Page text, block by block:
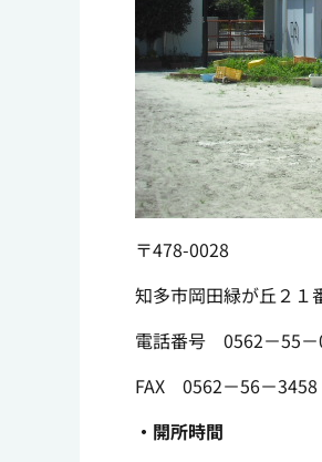
〒478-0028
知多市岡田緑が丘２１
電話番号 0562－55－
FAX 0562－56－3458
・開所時間